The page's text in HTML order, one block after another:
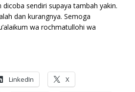
sendiri supaya tambah yakin.
dan kurangnya. Semoga
wa rochmatullohi wa
LinkedIn X